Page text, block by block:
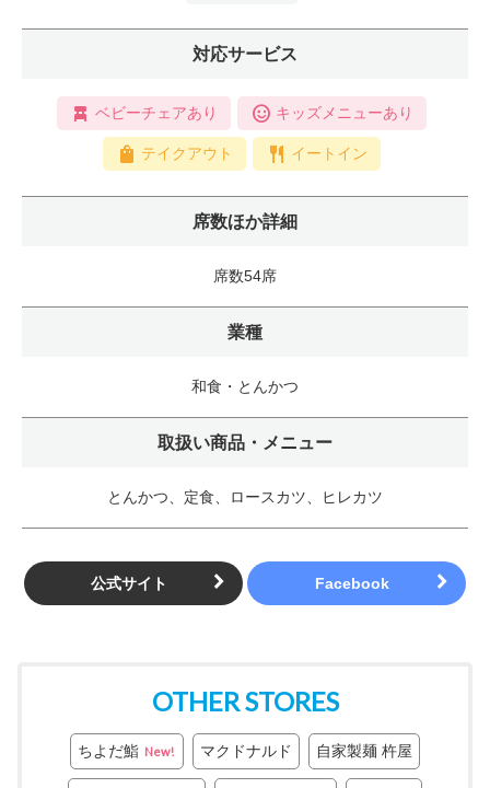
対応サービス
ベビーチェアあり キッズメニューあり
テイクアウト イートイン
席数ほか詳細
席数54席
業種
和食・とんかつ
取扱い商品・メニュー
とんかつ、定食、ロースカツ、ヒレカツ
公式サイト
OTHER STORES
ちよだ鮨 New! マクドナルド 自家製麺 杵屋